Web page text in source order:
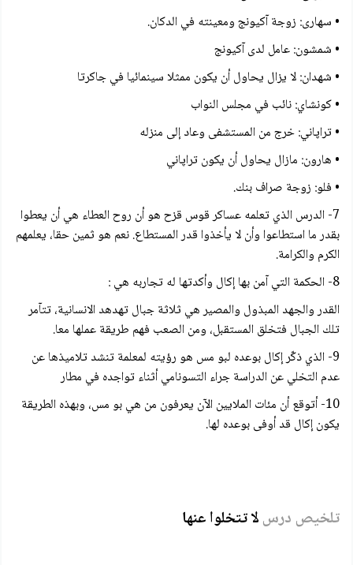
• سهارى: زوجة آكيونج ومعينته في الدكان.
• شمشون: عامل لدى آكيونج
• شهدان: لا يزال يحاول أن يكون ممثلا سينمائيا في جاكرتا
• كونشاي: نائب في مجلس النواب
• تراپاني: خرج من المستشفى وعاد إلى منزله
• هارون: مازال يحاول أن يكون تراپاني
• فلو: زوجة صراف بنك.
7- الدرس الذي تعلمه عساكر قوس قزح هو أن روح العطاء هي أن يعطوا
بقدر ما استطاعوا وأن لا يأخذوا قدر المستطاع. نعم هو ثمين حقا، يعلمهم
الكرم والكرامة.
8- الحكمة التي آمن بها إكال وأكدتها له تجاربه هي :
القدر والجهد المبذول والمصير هي ثلاثة جبال تهدهد الانسانية، تتآمر
تلك الجبال فتخلق المستقبل، ومن الصعب فهم طريقة عملها معا.
9- الذي ذكّر إكال بوعده لبو مس هو رؤيته لمعلمة تنشد تلاميذها عن
عدم التخلي عن الدراسة جراء التسونامي أثناء تواجده في مطار
10- أتوقع أن مئات الملايين الآن يعرفون من هي بو مس، وبهذه الطريقة
يكون إكال قد أوفى بوعده لها.
تلخيص درسلا تتخلوا عنها